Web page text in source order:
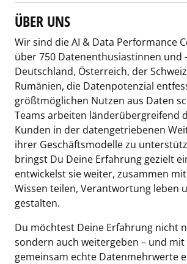
ÜBER UNS
Wir sind die AI & Data Performance
über 750 Datenenthusiastinnen und
Deutschland, Österreich, der
Rumänien, die Datenpotenzial
größtmöglichen Nutzen aus Daten
Teams arbeiten länderübergreifend
Kunden in der datengetriebenen
ihrer Geschäftsmodelle zu
bringst Du Deine Erfahrung gezielt
entwickelst sie weiter, zusammen
Wissen teilen, Verantwortung leben
gestalten.
Du möchtest Deine Erfahrung nicht
sondern auch weitergeben – und
gemeinsam echte Datenmehrwerte